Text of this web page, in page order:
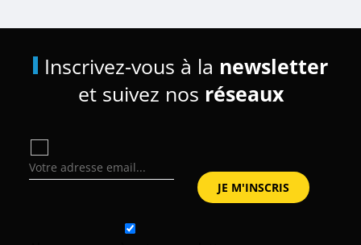
Inscrivez-vous à la newsletter
et suivez nos réseaux